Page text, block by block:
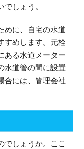
しょう。
めに、自宅の水道
すめします。元栓
ある水道メーター
水道管の間に設置
合には、管理会社
でしょうか。ここ